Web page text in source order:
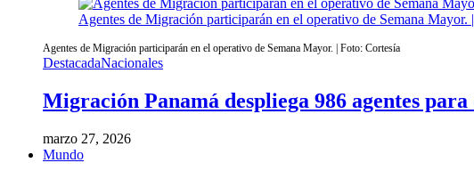
Agentes de Migración participarán en el operativo de Semana Mayor.
Agentes de Migración participarán en el operativo de Semana Mayor. | Foto: Cortesía
DestacadaNacionales
Migración Panamá despliega 986 agentes
marzo 27, 2026
Mundo